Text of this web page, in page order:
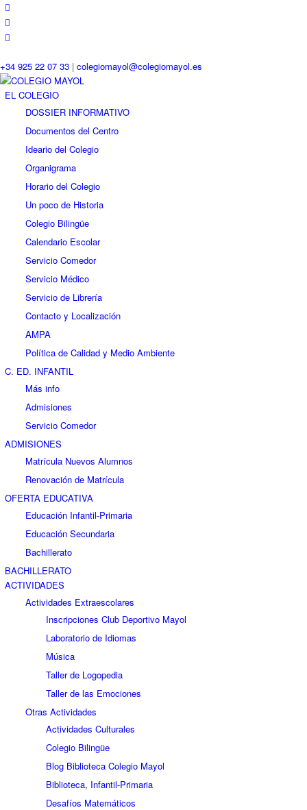
+34 925 22 07 33 | colegiomayol@colegiomayol.es
EL COLEGIO
DOSSIER INFORMATIVO
Documentos del Centro
Ideario del Colegio
Organigrama
Horario del Colegio
Un poco de Historia
Colegio Bilingüe
Calendario Escolar
Servicio Comedor
Servicio Médico
Servicio de Librería
Contacto y Localización
AMPA
Política de Calidad y Medio Ambiente
C. ED. INFANTIL
Más info
Admisiones
Servicio Comedor
ADMISIONES
Matrícula Nuevos Alumnos
Renovación de Matrícula
OFERTA EDUCATIVA
Educación Infantil-Primaria
Educación Secundaria
Bachillerato
BACHILLERATO
ACTIVIDADES
Actividades Extraescolares
Inscripciones Club Deportivo Mayol
Laboratorio de Idiomas
Música
Taller de Logopedia
Taller de las Emociones
Otras Actividades
Actividades Culturales
Colegio Bilingüe
Blog Biblioteca Colegio Mayol
Biblioteca, Infantil-Primaria
Desafíos Matemáticos